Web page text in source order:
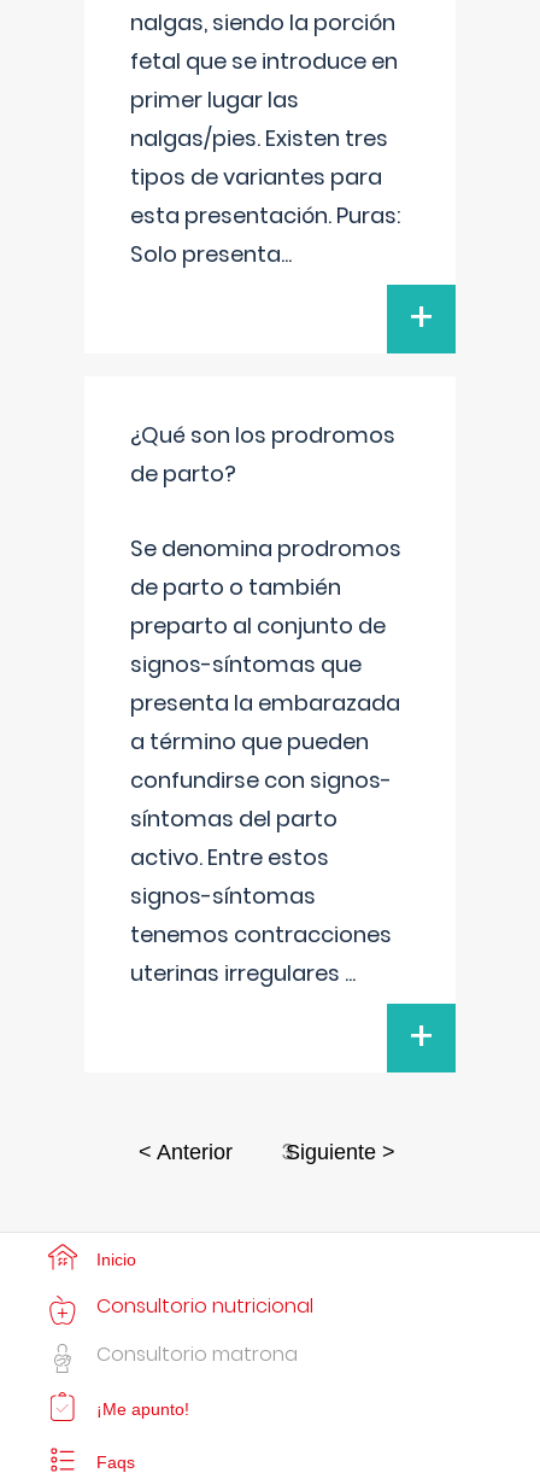
nalgas, siendo la porción
fetal que se introduce en
primer lugar las
nalgas/pies. Existen tres
tipos de variantes para
esta presentación. Puras:
Solo presenta...
+
¿Qué son los prodromos
de parto?
Se denomina prodromos
de parto o también
preparto al conjunto de
signos-síntomas que
presenta la embarazada
a término que pueden
confundirse con signos-
síntomas del parto
activo. Entre estos
signos-síntomas
tenemos contracciones
uterinas irregulares ...
+
< Anterior 3Siguiente >
Inicio
Consultorio nutricional
Consultorio matrona
¡Me apunto!
Faqs